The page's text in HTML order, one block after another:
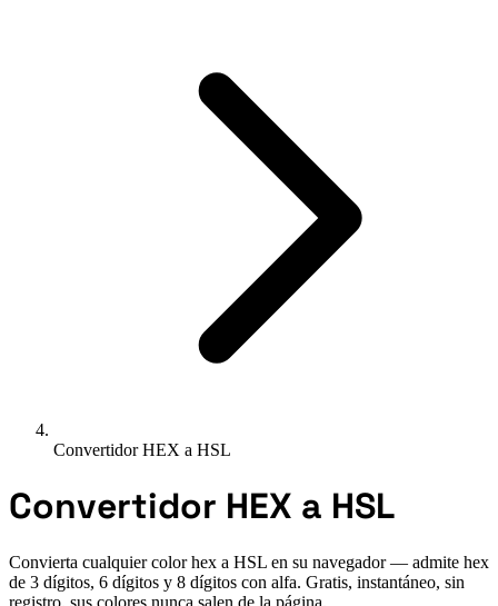
Convertidor HEX a HSL
Convertidor HEX a HSL
Convierta cualquier color hex a HSL en su navegador — admite hex
de 3 dígitos, 6 dígitos y 8 dígitos con alfa. Gratis, instantáneo, sin
registro, sus colores nunca salen de la página.